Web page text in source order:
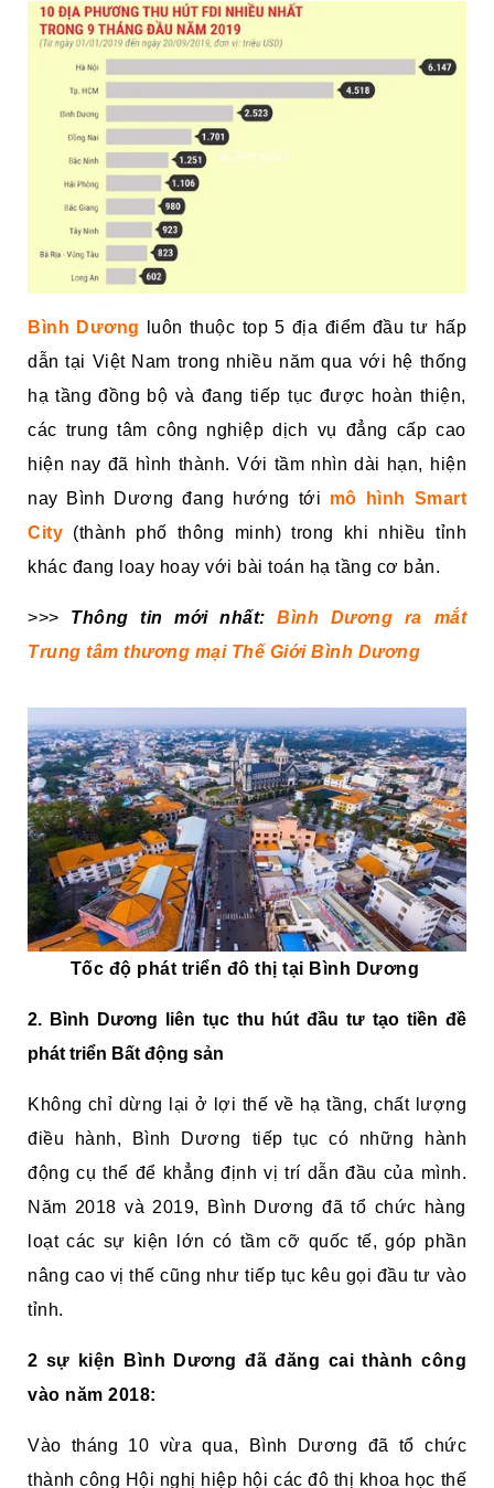
Bình Dương luôn thuộc top 5 địa điểm đầu tư hấp
dẫn tại Việt Nam trong nhiều năm qua với hệ thống
hạ tầng đồng bộ và đang tiếp tục được hoàn thiện,
các trung tâm công nghiệp dịch vụ đẳng cấp cao
hiện nay đã hình thành. Với tầm nhìn dài hạn, hiện
nay Bình Dương đang hướng tới mô hình Smart
City (thành phố thông minh) trong khi nhiều tỉnh
khác đang loay hoay với bài toán hạ tầng cơ bản.
>>> Thông tin mới nhất:Bình Dương ra mắt
Trung tâm thương mại Thế Giới Bình Dương
Tốc độ phát triển đô thị tại Bình Dương
2. Bình Dương liên tục thu hút đầu tư tạo tiền đề
phát triển Bất động sản
Không chỉ dừng lại ở lợi thế về hạ tầng, chất lượng
điều hành, Bình Dương tiếp tục có những hành
động cụ thể để khẳng định vị trí dẫn đầu của mình.
Năm 2018 và 2019, Bình Dương đã tổ chức hàng
loạt các sự kiện lớn có tầm cỡ quốc tế, góp phần
nâng cao vị thế cũng như tiếp tục kêu gọi đầu tư vào
tỉnh.
2 sự kiện Bình Dương đã đăng cai thành công
vào năm 2018:
Vào tháng 10 vừa qua, Bình Dương đã tổ chức
thành công Hội nghị hiệp hội các đô thị khoa học thế